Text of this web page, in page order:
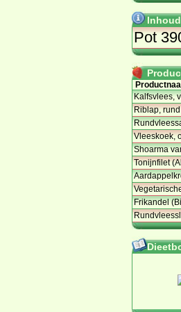
Pot
Kalfsvlees,
Riblap, rund
Vleeskoek,
Shoarma
Tonijnfilet
Frikandel